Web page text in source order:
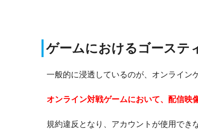
ゲームにおけるゴーステ
一般的に浸透しているのが、オンライン
オンライン対戦ゲームにおいて、配信映
規約違反となり、アカウントが使用でき